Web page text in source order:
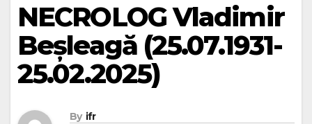
NECROLOG Vladimir
Beșleagă (25.07.1931-
25.02.2025)
By ifr